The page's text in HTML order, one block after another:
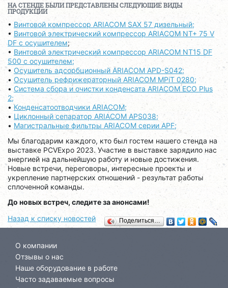
НА СТЕНДЕ БЫЛИ ПРЕДСТАВЛЕНЫ СЛЕДУЮЩИЕ ВИДЫ
ПРОДУКЦИИ
• Винтовой компрессор ARIACOM SAX 57 дизельный;
• Винтовой электрический компрессор ARIACOM NT+ 75 V
DF с осушителем;
• Винтовой электрический компрессор ARIACOM NT15 DF
500 с осушителем;
• Осушитель адсорбционный ARIACOM APD-S042;
• Осушитель рефрижераторный ARIACOM MPiT 0280;
• Система сбора и очистки конденсата ARIACОМ ECO Plus
2;
•Конденсатоотводчики ARIACOM;
• Циклонный сепаратор ARIACOM APS038;
• Магистральные фильтры ARIACOM серии APF;
Мы благодарим каждого, кто был гостем нашего стенда на
выставке PCVExpo 2023. Участие в выставке зарядило нас
энергией на дальнейшую работу и новые достижения.
Новые встречи, переговоры, интересные проекты и
укрепление партнерских отношений - результат работы
сплоченной команды.
До новых встреч, следите за анонсами!
Поделиться…
Назад к списку новостей
О компании
Отзывы о нас
Наше оборудование в работе
Часто задаваемые вопросы